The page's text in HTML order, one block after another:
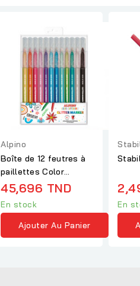
Alpino
Boîte de 12 feutres à
paillettes Color
Experience
45,696 TND
En stock
Ajouter Au Panier
En